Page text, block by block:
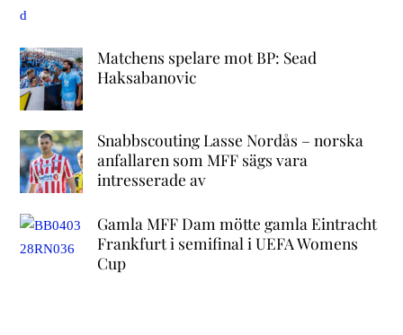
Matchens spelare mot BP: Sead
Haksabanovic
Snabbscouting Lasse Nordås – norska
anfallaren som MFF sägs vara
intresserade av
Gamla MFF Dam mötte gamla Eintracht
Frankfurt i semifinal i UEFA Womens
Cup